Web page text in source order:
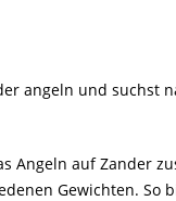
angeln und suchst
Angeln auf Zander
Gewichten.